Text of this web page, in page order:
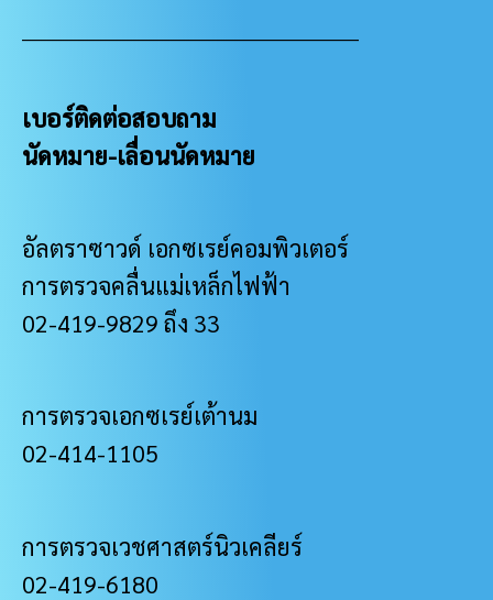
เบอร์ติดต่อสอบถาม
นัดหมาย-เลื่อนนัดหมาย
อัลตราซาวด์ เอกซเรย์คอมพิวเตอร์
การตรวจคลื่นแม่เหล็กไฟฟ้า
02-419-9829 ถึง 33
การตรวจเอกซเรย์เต้านม
02-414-1105
การตรวจเวชศาสตร์นิวเคลียร์
02-419-6180